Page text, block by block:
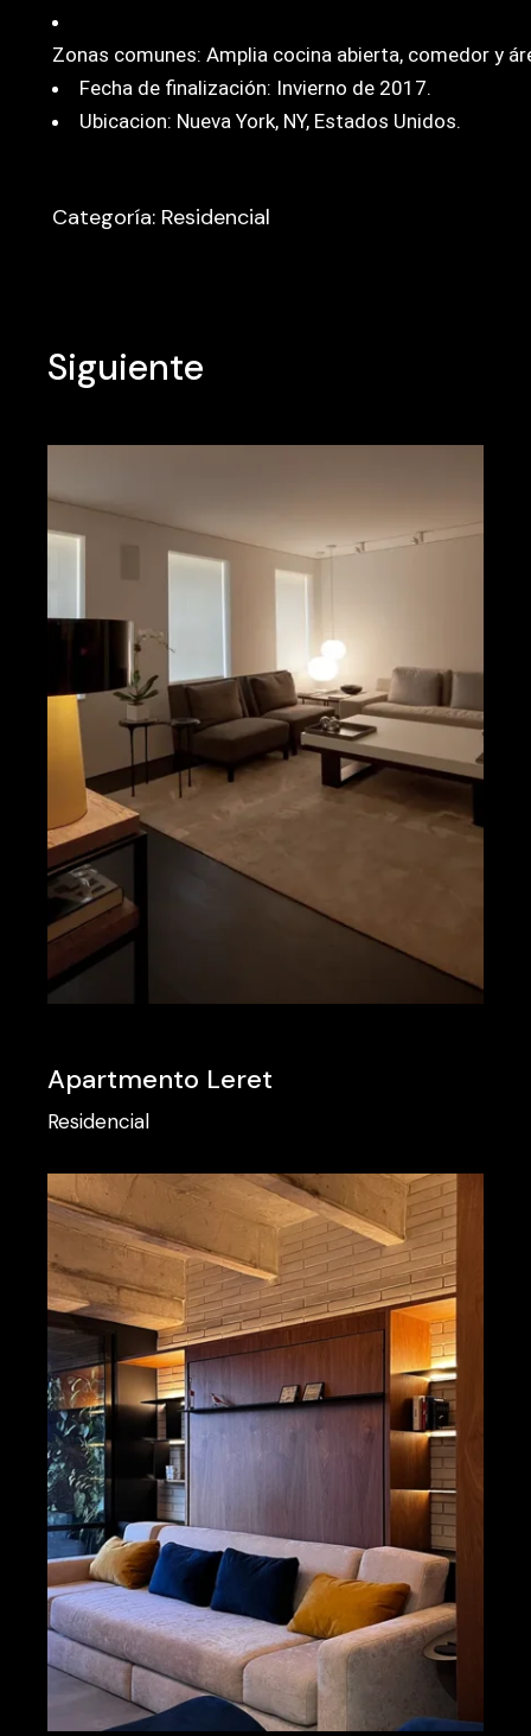
Zonas comunes: Amplia cocina abierta, comedor y
Fecha de finalización: Invierno de 2017.
Ubicacion: Nueva York, NY, Estados Unidos.
Categoría: Residencial
Siguiente
Apartmento Leret
Residencial